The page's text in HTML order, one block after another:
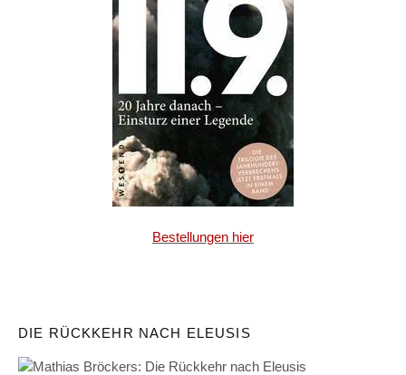
Bestellungen hier
DIE RÜCKKEHR NACH ELEUSIS